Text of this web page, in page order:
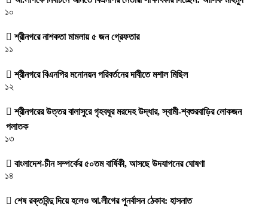
১০
শ্রীনগরে নাশকতা মামলায় ৫ জন গ্রেফতার
১১
শ্রীনগরে বিএনপির মনোনয়ন পরিবর্তনের দাবীতে মশাল মিছিল
১২
শ্রীনগরের উত্তর বালাসুরে গৃহবধূর মরদেহ উদ্ধার, স্বামী-শ্বশুরবাড়ির লোকজন
পলাতক
১৩
বাংলাদেশ-চীন সম্পর্কের ৫০তম বার্ষিকী, আসছে উদযাপনের ঘোষণা
১৪
শেষ রক্তবিন্দু দিয়ে হলেও আ.লীগের পুনর্বাসন ঠেকাব: হাসনাত